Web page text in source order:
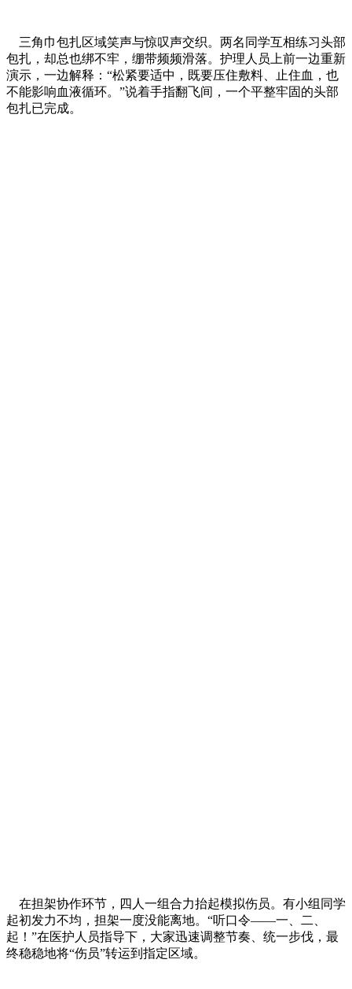
三角巾包扎区域笑声与惊叹声交织。两名同学互相练习头部
包扎，却总也绑不牢，绷带频频滑落。护理人员上前一边重新
演示，一边解释：“松紧要适中，既要压住敷料、止住血，也
不能影响血液循环。”说着手指翻飞间，一个平整牢固的头部
包扎已完成。
在担架协作环节，四人一组合力抬起模拟伤员。有小组同学
起初发力不均，担架一度没能离地。“听口令——一、二、
起！”在医护人员指导下，大家迅速调整节奏、统一步伐，最
终稳稳地将“伤员”转运到指定区域。